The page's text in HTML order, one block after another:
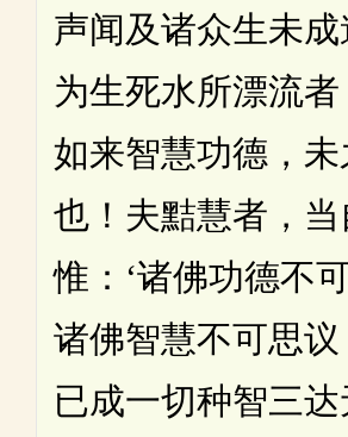
声闻及诸众生未成
为生死水所漂流
如来智慧功德，未
也！夫黠慧者，当
惟：‘诸佛功德不
诸佛智慧不可思
已成一切种智三达